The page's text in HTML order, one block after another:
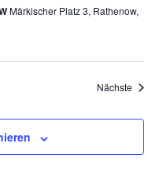
Märkischer Platz 3, Rathenow,
Nächste